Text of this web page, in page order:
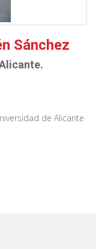
Sánchez
de Alicante